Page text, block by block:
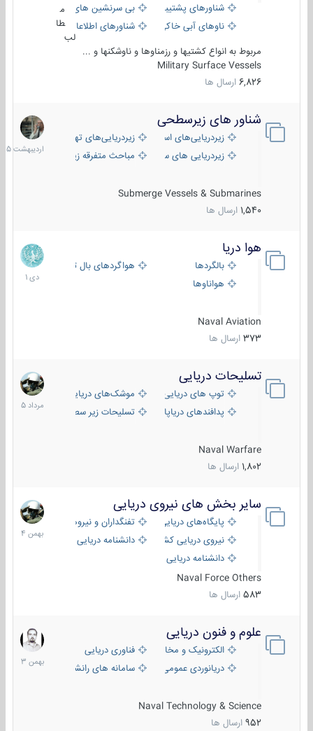
شناورهای پشتیبانی
بی سرنشین های دریایی
ناوهای آبی خاکی و نیروبرشناورهای اطلاعاتی و جاسوسی
طا
لب
مربوط به انواع کشتیها و رزمناوها و ناوشکنها و ...
Military Surface Vessels
6,826 ارسال ها
شناور های زیرسطحی
زیردریایی‌های استراتژیکزیردریایی‌های تهاجمی
زیردریایی های سبک
مباحث متفرقه زیرسطحی
Submerge Vessels & Submarines
1,540 ارسال ها
31
1405
هوا دریا
بالگردها
هواگردهای بال ثابت
هواناوها
Naval Aviation
373 ارسال ها
12
دی
1401
تسلیحات دریایی
توپ های دریایی
موشک‌های دریایی
پدافندهای دریاپایه
تسلیحات زیر سطحی
Naval Warfare
1,802 ارسال ها
2
مرداد
1405
سایر بخش های نیروی دریایی
پایگاه‌های دریایی
تفنگداران و نیروهای ویژه‌ی دریایی
نیروی دریایی کشورهای مختلفدانشنامه دریایی
دانشنامه دریایی کپی
Naval Force Others
583 ارسال ها
22
بهمن
1404
علوم و فنون دریایی
الکترونیک و مخابرات دریاییفناوری دریایی
دریانوردی عمومی
سامانه های رانشی دریایی
Naval Technology & Science
952 ارسال ها
6
بهمن
1403